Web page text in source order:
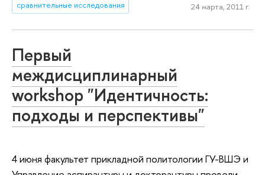
сравнительные исследования 24 марта, 2011 г.
Первый
междисциплинарный
workshop "Идентичность:
подходы и перспективы"
4 июня факультет прикладной политологии ГУ-ВШЭ и